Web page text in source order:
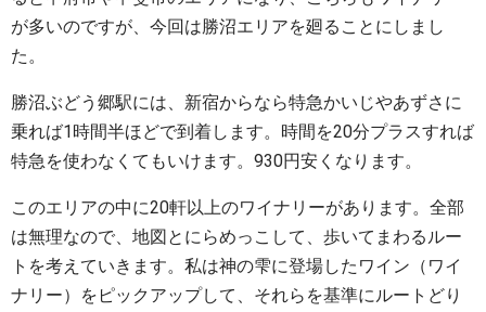
が多いのですが、今回は勝沼エリアを廻ることにしまし
た。
勝沼ぶどう郷駅には、新宿からなら特急かいじやあずさに
乗れば1時間半ほどで到着します。時間を20分プラスすれば
特急を使わなくてもいけます。930円安くなります。
このエリアの中に20軒以上のワイナリーがあります。全部
は無理なので、地図とにらめっこして、歩いてまわるルー
トを考えていきます。私は神の雫に登場したワイン（ワイ
ナリー）をピックアップして、それらを基準にルートどり